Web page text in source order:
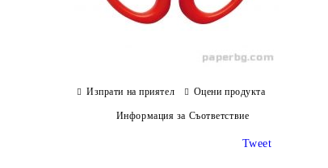
Изпрати на приятел Оцени продукта
Информация за Съответствие
Tweet